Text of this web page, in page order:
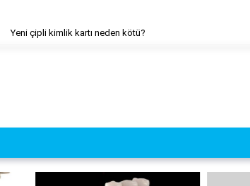
Yeni çipli kimlik kartı neden kötü?